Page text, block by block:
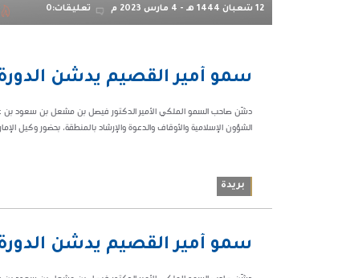
12 شعبان 1444 هـ - 4 مارس 2023 م تعليقات:0
سمو أمير القصيم يدشّن
دشّن صاحب السمو الملكي الأمير الدكتور فيصل بن مشعل بن سعود بن
الشؤون الإسلامية والأوقاف والدعوة والإرشاد بالمنطقة، بحضور وكيل
بريدة
سمو أمير القصيم يدشّن